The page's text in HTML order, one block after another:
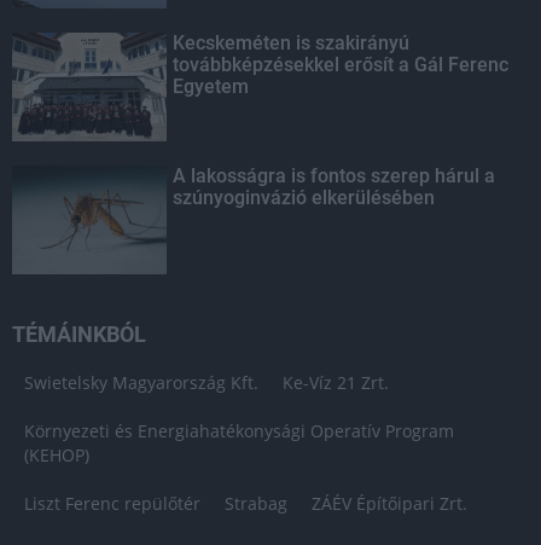
Kecskeméten is szakirányú
továbbképzésekkel erősít a Gál Ferenc
Egyetem
A lakosságra is fontos szerep hárul a
szúnyoginvázió elkerülésében
TÉMÁINKBÓL
Swietelsky Magyarország Kft. Ke-Víz 21 Zrt.
Környezeti és Energiahatékonysági Operatív Program
(KEHOP)
Liszt Ferenc repülőtér Strabag ZÁÉV Építőipari Zrt.